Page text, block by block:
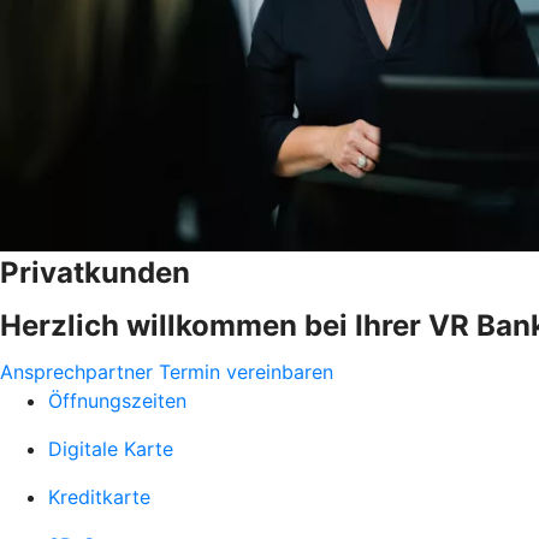
Privatkunden
Herzlich willkommen bei Ihrer VR
Ansprechpartner Termin vereinbaren
Öffnungszeiten
Digitale Karte
Kreditkarte